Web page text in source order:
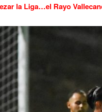
la Liga…el Rayo